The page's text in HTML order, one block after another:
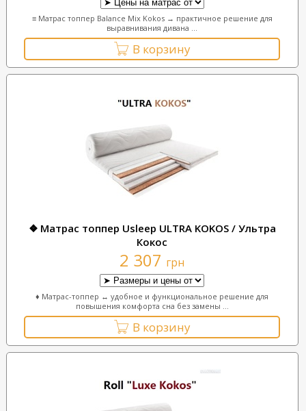
≡ Матрас топпер Balance Mix Kokos → практичное решение для
выравнивания дивана ...
В корзину
❖ Матрас топпер Usleep ULTRA KOKOS / Ультра
Кокос
2 307 грн
♦ Матрас-топпер ↔ удобное и функциональное решение для
повышения комфорта сна без замены ...
В корзину